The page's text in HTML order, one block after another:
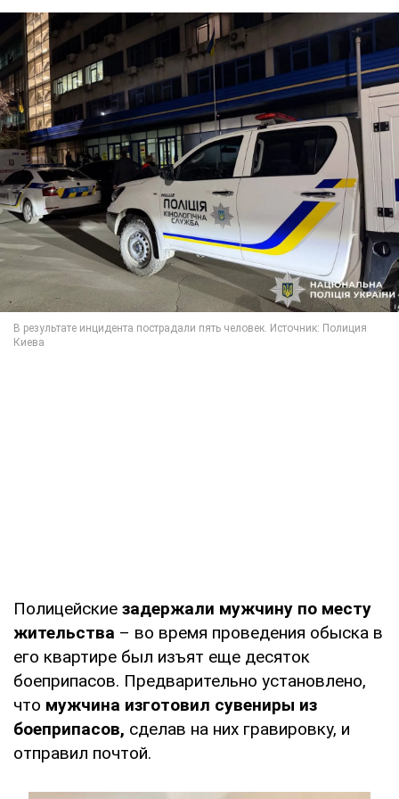
Полицейские задержали мужчину по месту
жительства – во время проведения обыска в
его квартире был изъят еще десяток
боеприпасов. Предварительно установлено,
что мужчина изготовил сувениры из
боеприпасов, сделав на них гравировку, и
отправил почтой.